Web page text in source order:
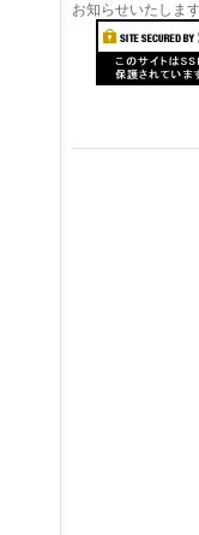
お知らせいたします